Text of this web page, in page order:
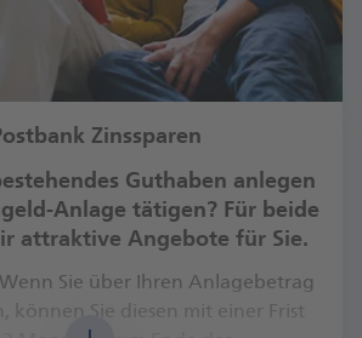
Zinssparen
Guthaben anlegen
Anlage tätigen? Für beide
attraktive Angebote für Sie.
Sie über Ihren Anlagebetrag
können Sie diesen mit einer Frist